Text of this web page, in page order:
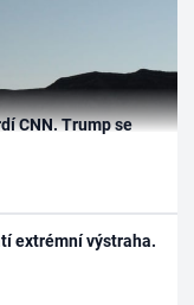
CNN. Trump se
extrémní výstraha.